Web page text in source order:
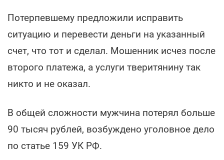
Потерпевшему предложили исправить
ситуацию и перевести деньги на указанный
счет, что тот и сделал. Мошенник исчез после
второго платежа, а услуги тверитянину так
никто и не оказал.
В общей сложности мужчина потерял больше
90 тысяч рублей, возбуждено уголовное дело
по статье 159 УК РФ.